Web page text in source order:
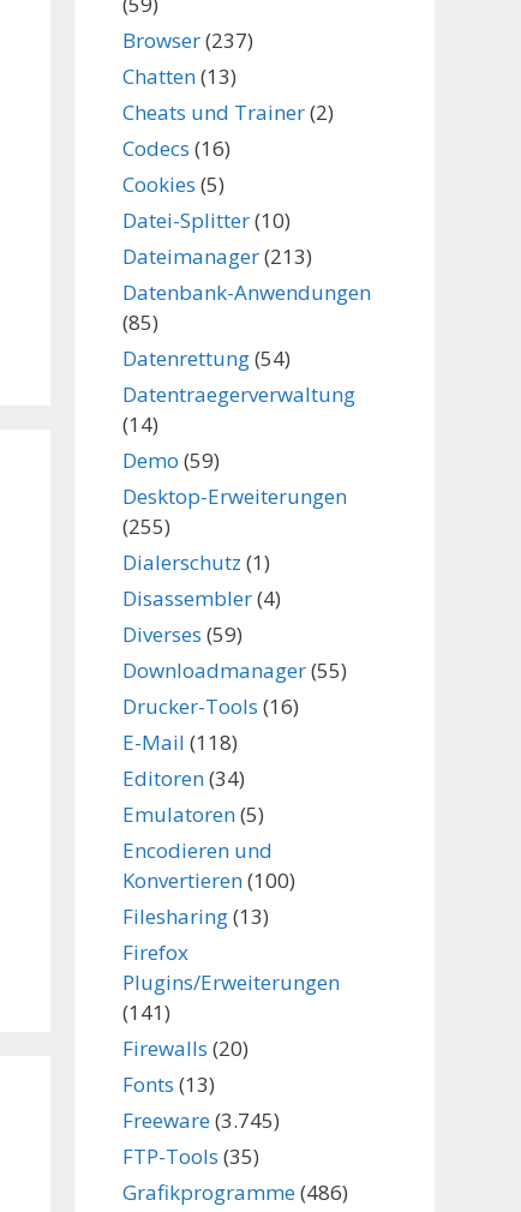
Browser(237)
Chatten(13)
Cheats und Trainer(2)
Codecs (16)
Cookies (5)
Datei-Splitter(10)
Dateimanager(213)
Datenbank-Anwendungen
(85)
Datenrettung(54)
Datentraegerverwaltung
(14)
Demo (59)
Desktop-Erweiterungen
(255)
Dialerschutz (1)
Disassembler(4)
Diverses (59)
Downloadmanager(55)
Drucker-Tools (16)
E-Mail (118)
Editoren(34)
Emulatoren(5)
Encodieren und
Konvertieren(100)
Filesharing(13)
Firefox
Plugins/Erweiterungen
(141)
Firewalls (20)
Fonts (13)
Freeware(3.745)
FTP-Tools (35)
Grafikprogramme(486)